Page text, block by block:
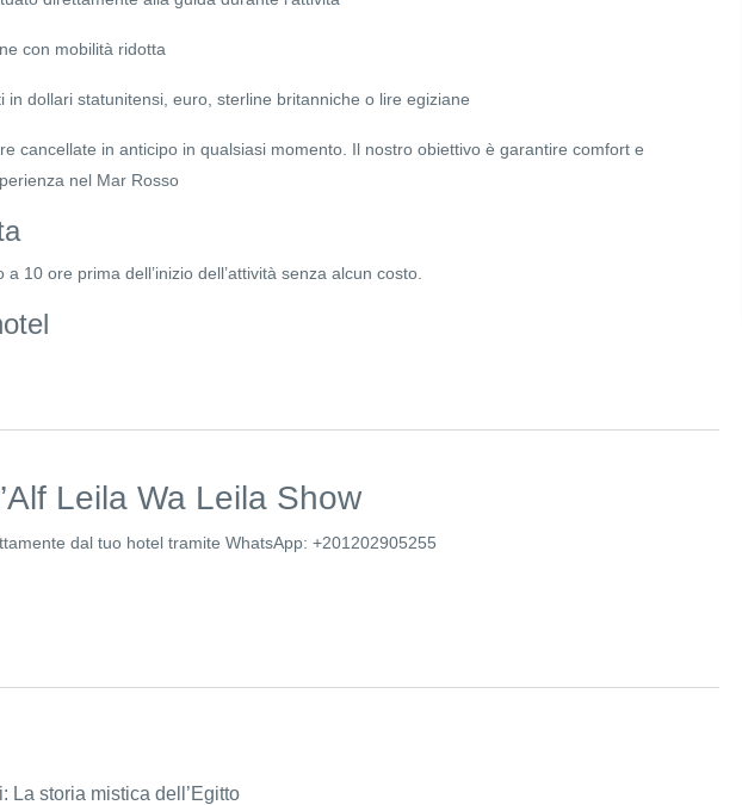
con mobilità ridotta
in dollari statunitensi, euro, sterline britanniche o lire egiziane
cancellate in anticipo in qualsiasi momento. Il nostro obiettivo è garantire comfort e
nel Mar Rosso
10 ore prima dell’inizio dell’attività senza alcun costo.
Leila Wa Leila Show
dal tuo hotel tramite WhatsApp: +201202905255
La storia mistica dell’Egitto